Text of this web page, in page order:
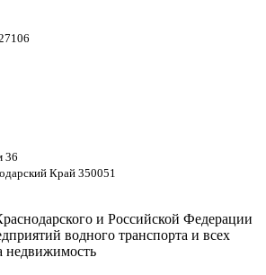
36
Край 350051
и Российской Федерации
водного транспорта и всех
недвижимость